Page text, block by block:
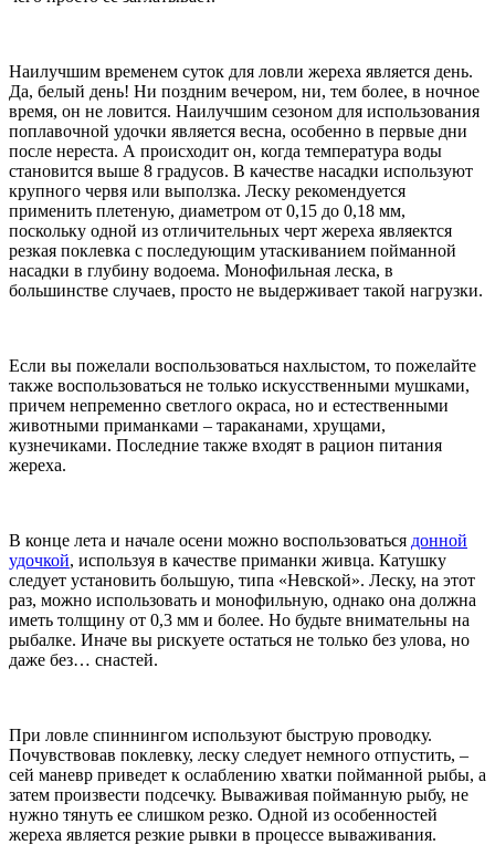
Наилучшим временем суток для ловли жереха является день.
Да, белый день! Ни поздним вечером, ни, тем более, в ночное
время, он не ловится. Наилучшим сезоном для использования
поплавочной удочки является весна, особенно в первые дни
после нереста. А происходит он, когда температура воды
становится выше 8 градусов. В качестве насадки используют
крупного червя или выползка. Леску рекомендуется
применить плетеную, диаметром от 0,15 до 0,18 мм,
поскольку одной из отличительных черт жереха являектся
резкая поклевка с последующим утаскиванием пойманной
насадки в глубину водоема. Монофильная леска, в
большинстве случаев, просто не выдерживает такой нагрузки.
Если вы пожелали воспользоваться нахлыстом, то пожелайте
также воспользоваться не только искусственными мушками,
причем непременно светлого окраса, но и естественными
животными приманками – тараканами, хрущами,
кузнечиками. Последние также входят в рацион питания
жереха.
В конце лета и начале осени можно воспользоваться донной
удочкой, используя в качестве приманки живца. Катушку
следует установить большую, типа «Невской». Леску, на этот
раз, можно использовать и монофильную, однако она должна
иметь толщину от 0,3 мм и более. Но будьте внимательны на
рыбалке. Иначе вы рискуете остаться не только без улова, но
даже без… снастей.
При ловле спиннингом используют быструю проводку.
Почувствовав поклевку, леску следует немного отпустить, –
сей маневр приведет к ослаблению хватки пойманной рыбы, а
затем произвести подсечку. Вываживая пойманную рыбу, не
нужно тянуть ее слишком резко. Одной из особенностей
жереха является резкие рывки в процессе вываживания.